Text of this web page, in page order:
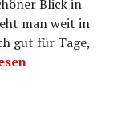
Blick in
man weit in
gut für Tage,
– Weißer Felsen